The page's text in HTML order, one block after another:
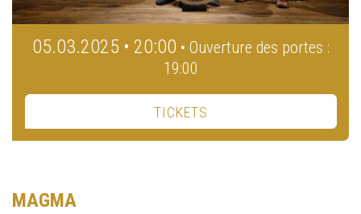
05.03.2025 • 20:00 • Ouverture des portes :
19:00
TICKETS
MAGMA